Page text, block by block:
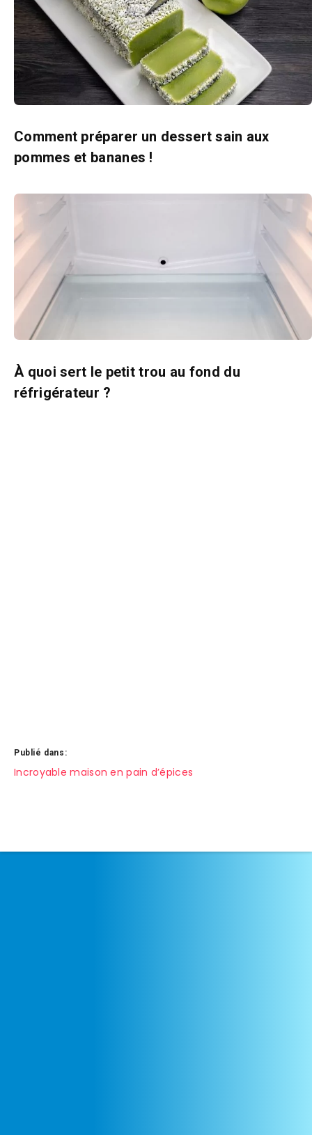
Comment préparer un dessert sain aux
pommes et bananes !
À quoi sert le petit trou au fond du
réfrigérateur ?
Publié dans:
Navigation
Incroyable maison en pain d’épices